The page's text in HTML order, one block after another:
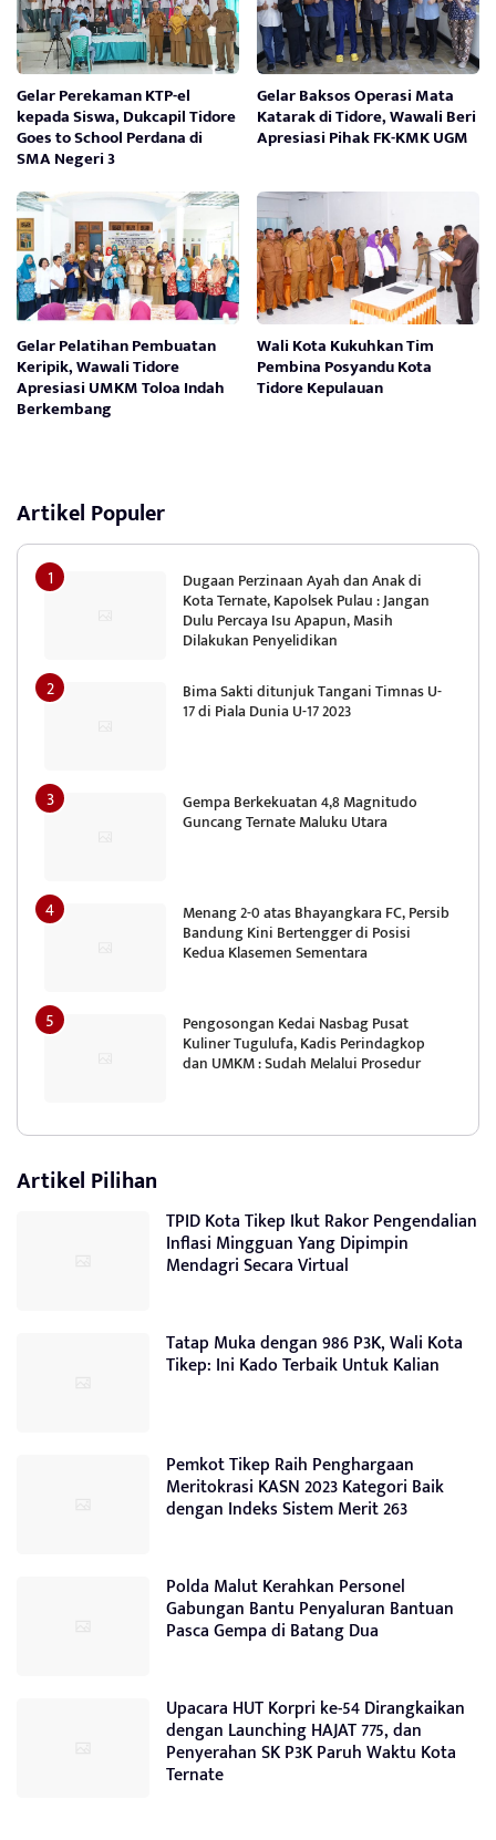
Gelar Perekaman KTP-el
kepada Siswa, Dukcapil Tidore
Goes to School Perdana di
SMA Negeri 3
Gelar Baksos Operasi Mata
Katarak di Tidore, Wawali Beri
Apresiasi Pihak FK-KMK UGM
Gelar Pelatihan Pembuatan
Keripik, Wawali Tidore
Apresiasi UMKM Toloa Indah
Berkembang
Wali Kota Kukuhkan Tim
Pembina Posyandu Kota
Tidore Kepulauan
Artikel Populer
Dugaan Perzinaan Ayah dan Anak di
Kota Ternate, Kapolsek Pulau : Jangan
Dulu Percaya Isu Apapun, Masih
Dilakukan Penyelidikan
Bima Sakti ditunjuk Tangani Timnas U-
17 di Piala Dunia U-17 2023
Gempa Berkekuatan 4,8 Magnitudo
Guncang Ternate Maluku Utara
Menang 2-0 atas Bhayangkara FC, Persib
Bandung Kini Bertengger di Posisi
Kedua Klasemen Sementara
Pengosongan Kedai Nasbag Pusat
Kuliner Tugulufa, Kadis Perindagkop
dan UMKM : Sudah Melalui Prosedur
Artikel Pilihan
TPID Kota Tikep Ikut Rakor Pengendalian
Inflasi Mingguan Yang Dipimpin
Mendagri Secara Virtual
Tatap Muka dengan 986 P3K, Wali Kota
Tikep: Ini Kado Terbaik Untuk Kalian
Pemkot Tikep Raih Penghargaan
Meritokrasi KASN 2023 Kategori Baik
dengan Indeks Sistem Merit 263
Polda Malut Kerahkan Personel
Gabungan Bantu Penyaluran Bantuan
Pasca Gempa di Batang Dua
Upacara HUT Korpri ke-54 Dirangkaikan
dengan Launching HAJAT 775, dan
Penyerahan SK P3K Paruh Waktu Kota
Ternate